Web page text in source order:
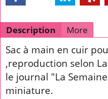
Description More
Sac à main en cuir
,reproduction selon
le journal "La
miniature.